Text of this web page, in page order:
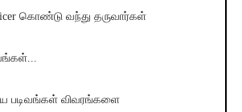
கொண்டு வந்து தருவார்கள்
படிவங்கள் விவரங்களை